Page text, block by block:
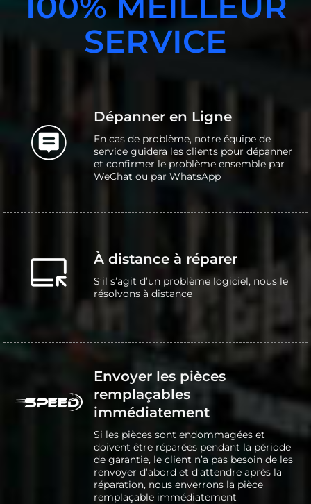
SERVICE
Dépanner en Ligne
En cas de problème, notre équipe de
service guidera les clients pour dépanner
et confirmer le problème ensemble par
WeChat ou par WhatsApp
À distance à réparer
S’il s’agit d’un problème logiciel, nous le
résolvons à distance
Envoyer les pièces
remplaçables
immédiatement
Si les pièces sont endommagées et
doivent être réparées pendant la période
de garantie, le client n’a pas besoin de les
renvoyer d’abord et d’attendre après la
réparation, nous enverrons la pièce
remplaçable immédiatement